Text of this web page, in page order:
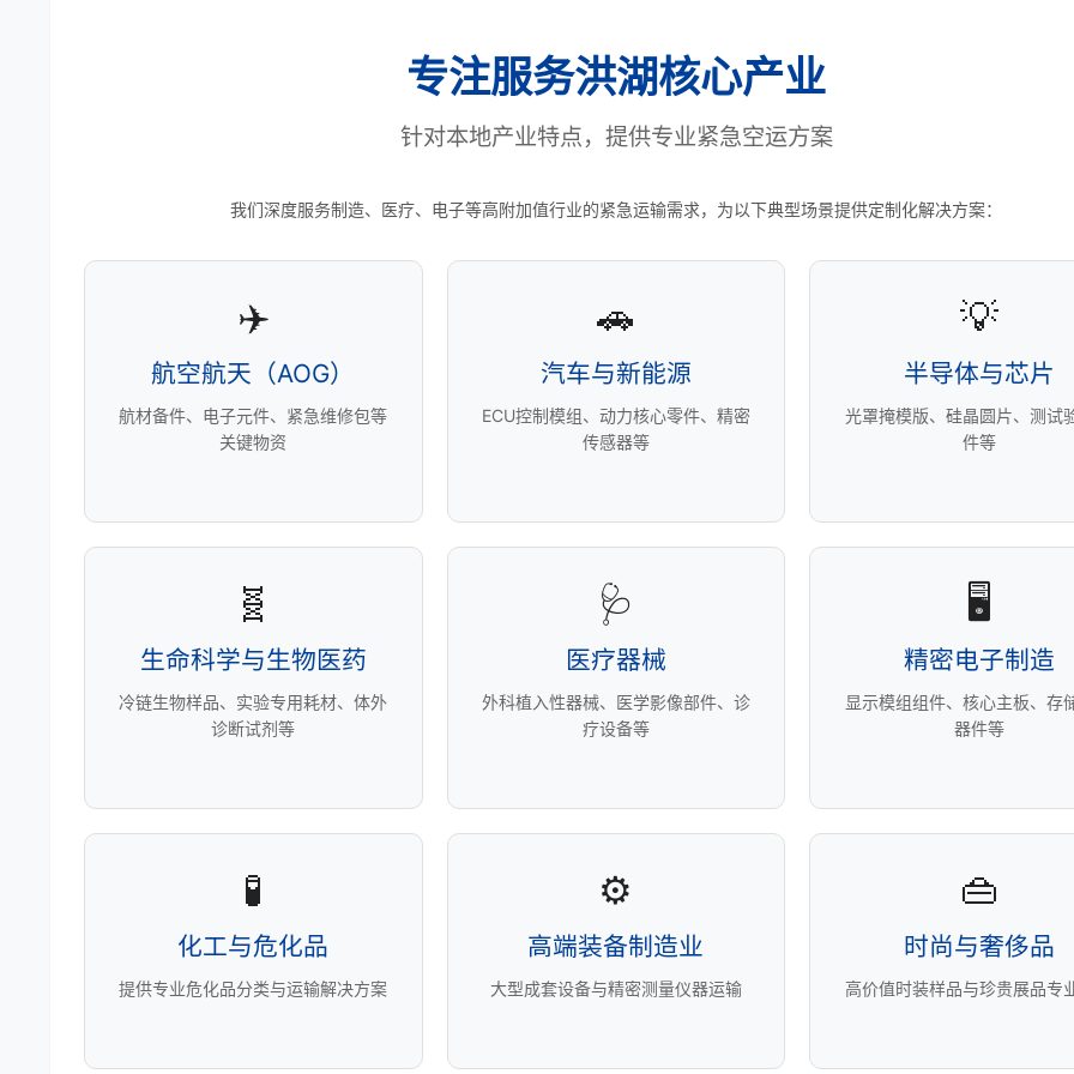
专注服务洪湖核心产业
针对本地产业特点，提供专业紧急空运方案
我们深度服务制造、医疗、电子等高附加值行业的紧急运输需求，为以下典型场景提供定制化解决方案：
✈️
航空航天（AOG）
航材备件、电子元件、紧急维修包等
关键物资
🚗
汽车与新能源
ECU控制模组、动力核心零件、精密
传感器等
💡
半导体与芯片
光罩掩模版、硅晶圆片、测试
件等
🧬
生命科学与生物医药
冷链生物样品、实验专用耗材、体外
诊断试剂等
🩺
医疗器械
外科植入性器械、医学影像部件、诊
疗设备等
🖥️
精密电子制造
显示模组组件、核心主板、存
器件等
🧪
化工与危化品
提供专业危化品分类与运输解决方案
⚙️
高端装备制造业
大型成套设备与精密测量仪器运输
👜
时尚与奢侈品
高价值时装样品与珍贵展品专